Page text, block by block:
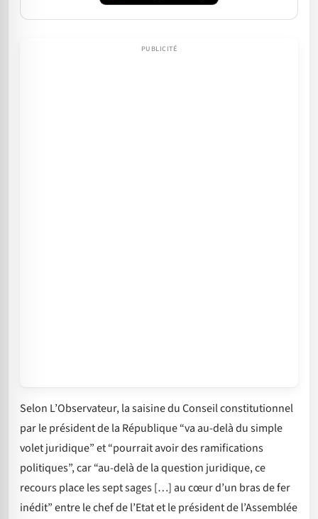
Selon L’Observateur, la saisine du Conseil constitutionnel
par le président de la République “va au-delà du simple
volet juridique” et “pourrait avoir des ramifications
politiques”, car “au-delà de la question juridique, ce
recours place les sept sages […] au cœur d’un bras de fer
inédit” entre le chef de l’Etat et le président de l’Assemblée